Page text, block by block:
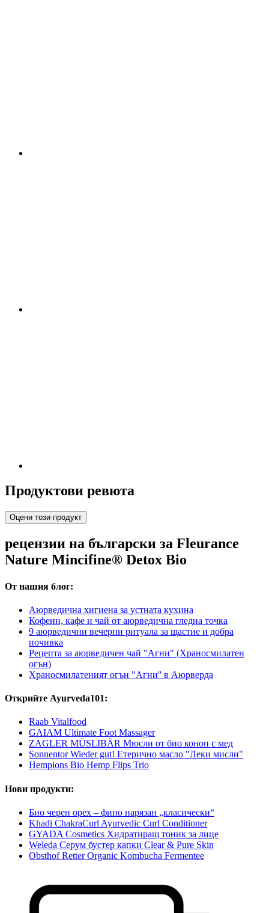
Продуктови ревюта
Оцени този продукт
рецензии на български за Fleurance
Nature Mincifine® Detox Bio
От нашия блог:
Аюрведична хигиена за устната кухина
Кофеин, кафе и чай от аюрведична гледна точка
9 аюрведични вечерни ритуала за щастие и добра
почивка
Рецепта за аюрведичен чай "Агни" (Храносмилатен
огън)
Храносмилатеният огън "Агни'' в Аюрверда
Открийте Ayurveda101:
Raab Vitalfood
GAIAM Ultimate Foot Massager
ZAGLER MÜSLIBÄR Мюсли от био коноп с мед
Sonnentor Wieder gut! Етерично масло "Леки мисли"
Hempions Bio Hemp Flips Trio
Нови продукти:
Био черен орех – фино нарязан „класически“
Khadi ChakraCurl Ayurvedic Curl Conditioner
GYADA Cosmetics Хидратиращ тоник за лице
Weleda Серум бустер капки Clear & Pure Skin
Obsthof Retter Organic Kombucha Fermentee